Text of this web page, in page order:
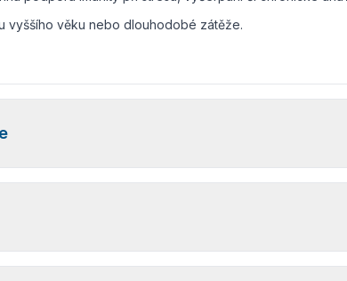
vyššího věku nebo dlouhodobé zátěže.